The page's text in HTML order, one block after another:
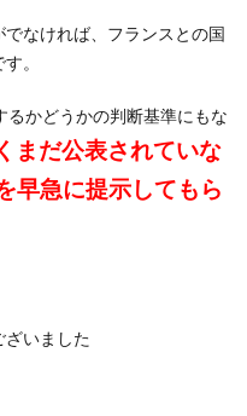
なければ、フランスとの国
。
るかどうかの判断基準にもな
まだ公表されていな
早急に提示してもら
ざいました